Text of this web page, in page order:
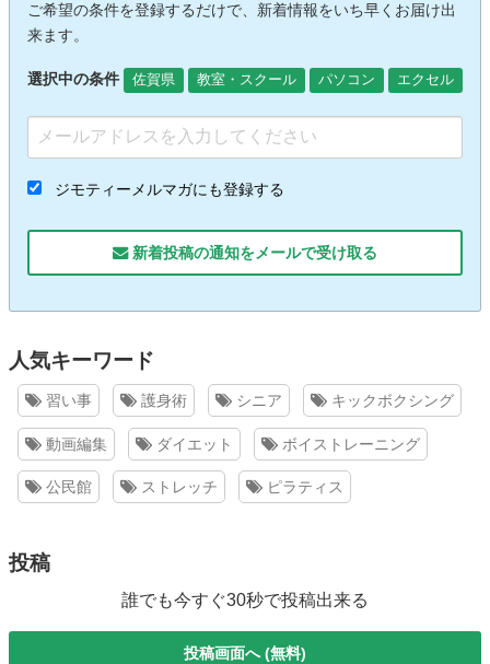
ご希望の条件を登録するだけで、新着情報をいち早くお届け出
来ます。
選択中の条件 佐賀県 教室・スクール パソコン エクセル
ジモティーメルマガにも登録する
新着投稿の通知をメールで受け取る
人気キーワード
習い事 護身術 シニア キックボクシング
動画編集 ダイエット ボイストレーニング
公民館 ストレッチ ピラティス
投稿
誰でも今すぐ30秒で投稿出来る
投稿画面へ (無料)